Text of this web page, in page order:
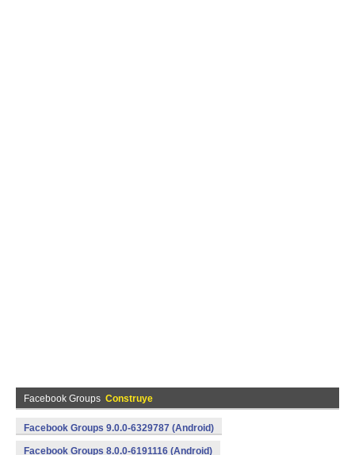
Facebook Groups Construye
Facebook Groups 9.0.0-6329787 (Android)
Facebook Groups 8.0.0-6191116 (Android)